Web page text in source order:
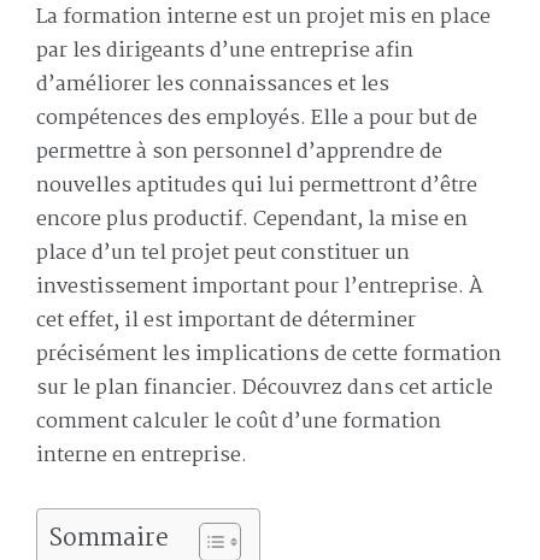
La formation interne est un projet mis en place
par les dirigeants d’une entreprise afin
d’améliorer les connaissances et les
compétences des employés. Elle a pour but de
permettre à son personnel d’apprendre de
nouvelles aptitudes qui lui permettront d’être
encore plus productif. Cependant, la mise en
place d’un tel projet peut constituer un
investissement important pour l’entreprise. À
cet effet, il est important de déterminer
précisément les implications de cette formation
sur le plan financier. Découvrez dans cet article
comment calculer le coût d’une formation
interne en entreprise.
Sommaire